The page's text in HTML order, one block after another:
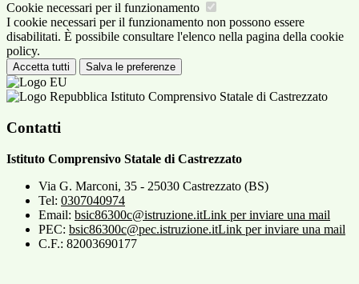
Cookie necessari per il funzionamento
I cookie necessari per il funzionamento non possono essere
disabilitati. È possibile consultare l'elenco nella pagina della cookie
policy.
Accetta tutti Salva le preferenze
Istituto Comprensivo Statale di Castrezzato
Contatti
Istituto Comprensivo Statale di Castrezzato
Via G. Marconi, 35 - 25030 Castrezzato (BS)
Tel: 0307040974
Email: bsic86300c@istruzione.itLink per inviare una mail
PEC: bsic86300c@pec.istruzione.itLink per inviare una mail
C.F.: 82003690177